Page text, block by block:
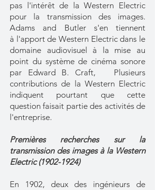
pas l'intérêt de la Western Electric
pour la transmission des images.
Adams and Butler s'en tiennent
à l'apport de Western Electric dans le
domaine audiovisuel à la mise au
point du système de cinéma sonore
par Edward B. Craft,
Plusieurs
contributions de la Western Electric
indiquent pourtant que cette
question faisait partie des activités de
l'entreprise.
Premières recherches sur la
transmission des images à la Western
Electric(1902-1924)
En 1902, deux des ingénieurs de